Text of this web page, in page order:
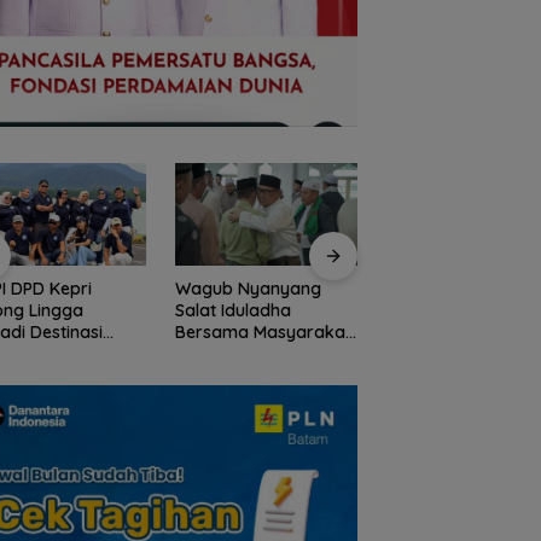
Nyanyang
Iduladha
Masyarakat
Peringati HPN 2026,
Komunitas Jurnalis
Kepri Gelar Syukuran